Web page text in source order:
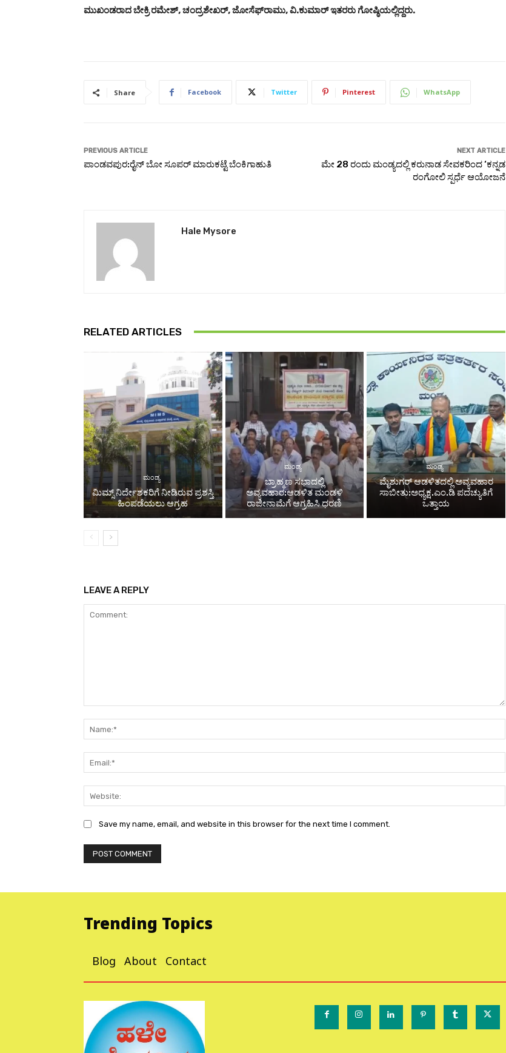
ಮುಖಂಡರಾದ ಬೇಕ್ರಿ ರಮೇಶ್‌, ಚಂದ್ರಶೇಖರ್‌, ಜೋಸೆಫ್‌ರಾಮು, ವಿ.ಕುಮಾರ್ ಇತರರು ಗೋಷ್ಠಿಯಲ್ಲಿದ್ದರು.
Share Facebook Twitter Pinterest WhatsApp
PREVIOUS ARTICLE
ಪಾಂಡವಪುರ:ರೈನ್ ಬೋ ಸೂಪರ್ ಮಾರುಕಟ್ಟೆ ಬೆಂಕಿಗಾಹುತಿ
NEXT ARTICLE
ಮೇ 28 ರಂದು ಮಂಡ್ಯದಲ್ಲಿ ಕರುನಾಡ ಸೇವಕರಿಂದ ‘ಕನ್ನಡ
ರಂಗೋಲಿ ಸ್ಪರ್ಧೆ ಆಯೋಜನೆ
Hale Mysore
RELATED ARTICLES
ಮಂಡ್ಯ
ಮಿಮ್ಸ್ ನಿರ್ದೇಶಕರಿಗೆ ನೀಡಿರುವ ಪ್ರಶಸ್ತಿ
ಹಿಂಪಡೆಯಲು ಆಗ್ರಹ
ಮಂಡ್ಯ
ಬ್ರಾಹ್ಮಣ ಸಭಾದಲ್ಲಿ
ಅವ್ಯವಹಾರ:ಆಡಳಿತ ಮಂಡಳಿ
ರಾಜೀನಾಮೆಗೆ ಆಗ್ರಹಿಸಿ ಧರಣಿ
ಮಂಡ್ಯ
ಮೈಶುಗರ್ ಆಡಳಿತದಲ್ಲಿ ಅವ್ಯವಹಾರ
ಸಾಬೀತು:ಅಧ್ಯಕ್ಷ.ಎಂ.ಡಿ ಪದಚ್ಯುತಿಗೆ
ಒತ್ತಾಯ
LEAVE A REPLY
Save my name, email, and website in this browser for the next time I comment.
Trending Topics
Blog About Contact